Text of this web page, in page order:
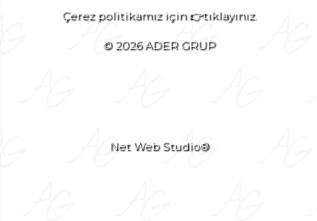
Çerez politikamız için 👉tıklayınız.
© 2026 ADER GRUP
Net Web Studio®